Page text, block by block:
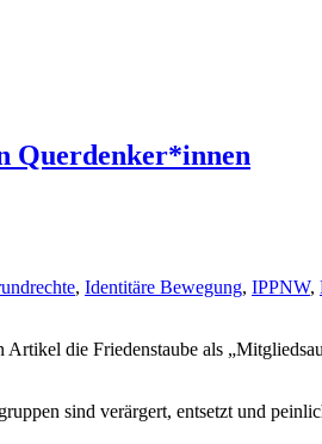
Querdenker*innen
, Identitäre Bewegung, IPPNW,
die Friedenstaube als
sind verärgert, entsetzt und